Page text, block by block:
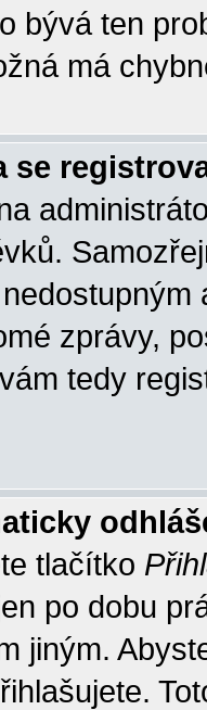
bývá ten
má
se
zprávy,
tedy
tlačítko
po dobu
jiným.